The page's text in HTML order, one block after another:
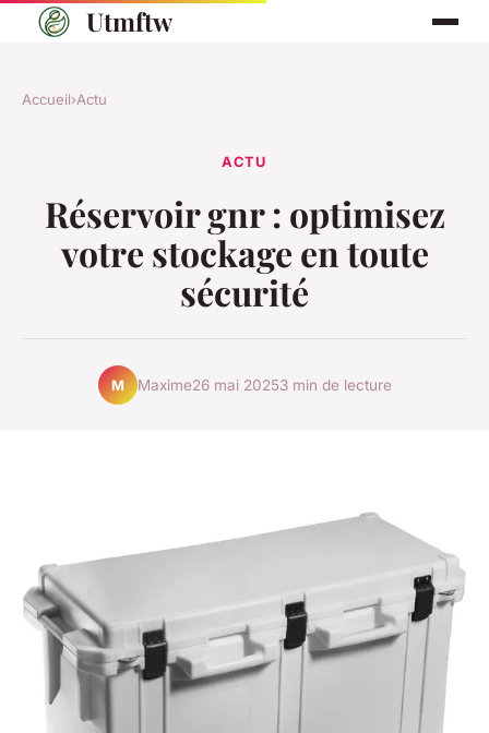
Utmftw
Accueil›Actu
ACTU
Réservoir gnr : optimisez
votre stockage en toute
sécurité
M Maxime26 mai 20253 min de lecture